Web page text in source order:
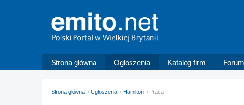
Strona główna Ogłoszenia Katalog firm Forum
Strona główna Ogłoszenia Hamilton Praca